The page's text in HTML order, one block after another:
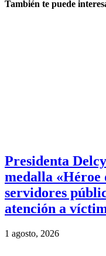
También te puede
Presidenta
medalla «Héroe
servidores
atención a
1 agosto, 2026